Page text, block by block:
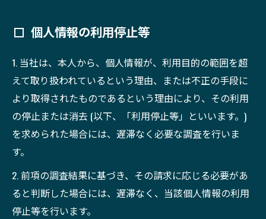
個人情報の利用停止等
1. 当社は、本人から、個人情報が、利用目的の範囲を超
えて取り扱われているという理由、または不正の手段に
より取得されたものであるという理由により、その利用
の停止または消去 (以下、「利用停止等」といいます。)
を求められた場合には、遅滞なく必要な調査を行いま
す。
2. 前項の調査結果に基づき、その請求に応じる必要があ
ると判断した場合には、遅滞なく、当該個人情報の利用
停止等を行います。